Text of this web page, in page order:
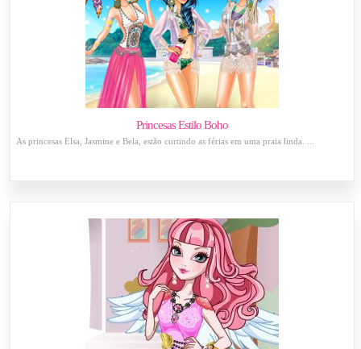
Princesas Estilo Boho
As princesas Elsa, Jasmine e Bela, estão curtindo as férias em uma praia linda. ...